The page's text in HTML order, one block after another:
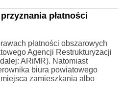
płatności
płatności obszarowych
Agencji Restrukturyzacji
ARiMR). Natomiast
biura powiatowego
zamieszkania albo